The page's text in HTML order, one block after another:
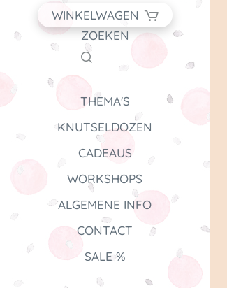
WINKELWAGEN
ZOEKEN
THEMA'S
KNUTSELDOZEN
CADEAUS
WORKSHOPS
ALGEMENE INFO
CONTACT
SALE %